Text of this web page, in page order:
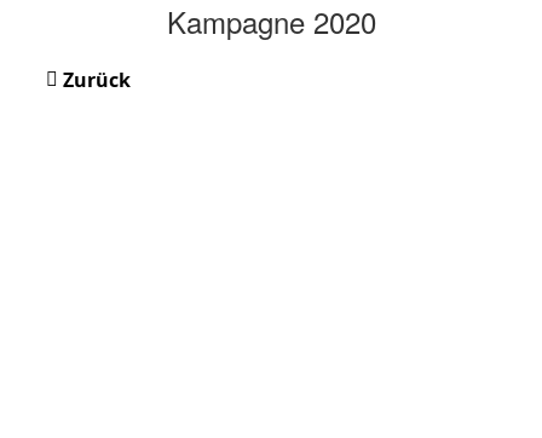
Kampagne 2020
Zurück